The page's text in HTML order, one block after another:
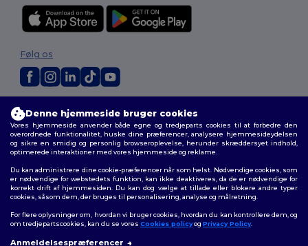
Vilkår og Betingelser
Tilpasset politik
cookies|Sitemap
Følg os
Denne hjemmeside bruger cookies
Vores hjemmeside anvender både egne og tredjeparts cookies til at forbedre den
overordnede funktionalitet, huske dine præferencer, analysere hjemmesideydelsen
og sikre en smidig og personlig browseroplevelse, herunder skræddersyet indhold,
optimerede interaktioner med vores hjemmeside og reklame.
Du kan administrere dine cookie-præferencer når som helst. Nødvendige cookies, som
er nødvendige for webstedets funktion, kan ikke deaktiveres, da de er nødvendige for
korrekt drift af hjemmesiden. Du kan dog vælge at tillade eller blokere andre typer
cookies, såsom dem, der bruges til personalisering, analyse og målretning.
For flere oplysninger om, hvordan vi bruger cookies, hvordan du kan kontrollere dem, og
om tredjepartscookies, kan du se vores Cookies policyog Privacy Policy.
Anmeldelsespræferencer